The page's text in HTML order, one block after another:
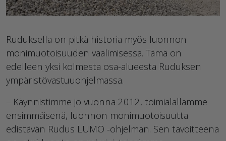
Ruduksella on pitkä historia myös luonnon
monimuotoisuuden vaalimisessa. Tämä on
edelleen yksi kolmesta osa-alueesta Ruduksen
ympäristövastuuohjelmassa.
– Käynnistimme jo vuonna 2012, toimialallamme
ensimmäisenä, luonnon monimuotoisuutta
edistävän Rudus LUMO -ohjelman. Sen tavoitteena